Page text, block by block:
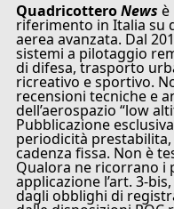
QuadricotteroNews è
riferimento in Italia su
aerea avanzata. Dal
sistemi a pilotaggio
di difesa, trasporto
ricreativo e sportivo.
recensioni tecniche e
dell’aerospazio “low
Pubblicazione
periodicità
cadenza fissa. Non è
Qualora ne ricorrano i
applicazione l’art. 3-
dagli obblighi di